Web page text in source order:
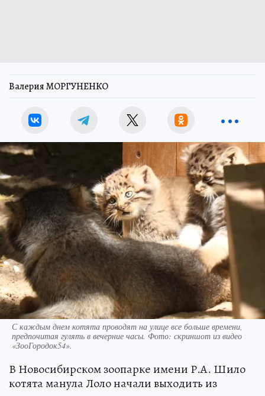
Валерия МОРГУНЕНКО
С каждым днем котята проводят на улице все больше времени,
предпочитая гулять в вечерние часы. Фото: скриншот из видео
«ЗооГородок54».
В Новосибирском зоопарке имени Р.А. Шило
котята манула Лоло начали выходить из